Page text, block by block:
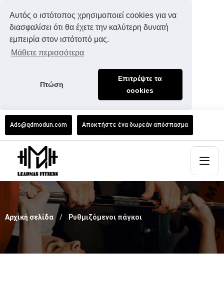
Αυτός ο ιστότοπος χρησιμοποιεί cookies για να
διασφαλίσει ότι θα έχετε την καλύτερη δυνατή
εμπειρία στον ιστότοπό μας.
Μάθετε περισσότερα
Πτώση
Επιτρέψτε τα
cookies
Ads@qdmodun.com Αποκτήστε ένα δωρεάν απόσπασμα
Αρχική σελίδα Ρυθμιζόμενοι πάγκοι